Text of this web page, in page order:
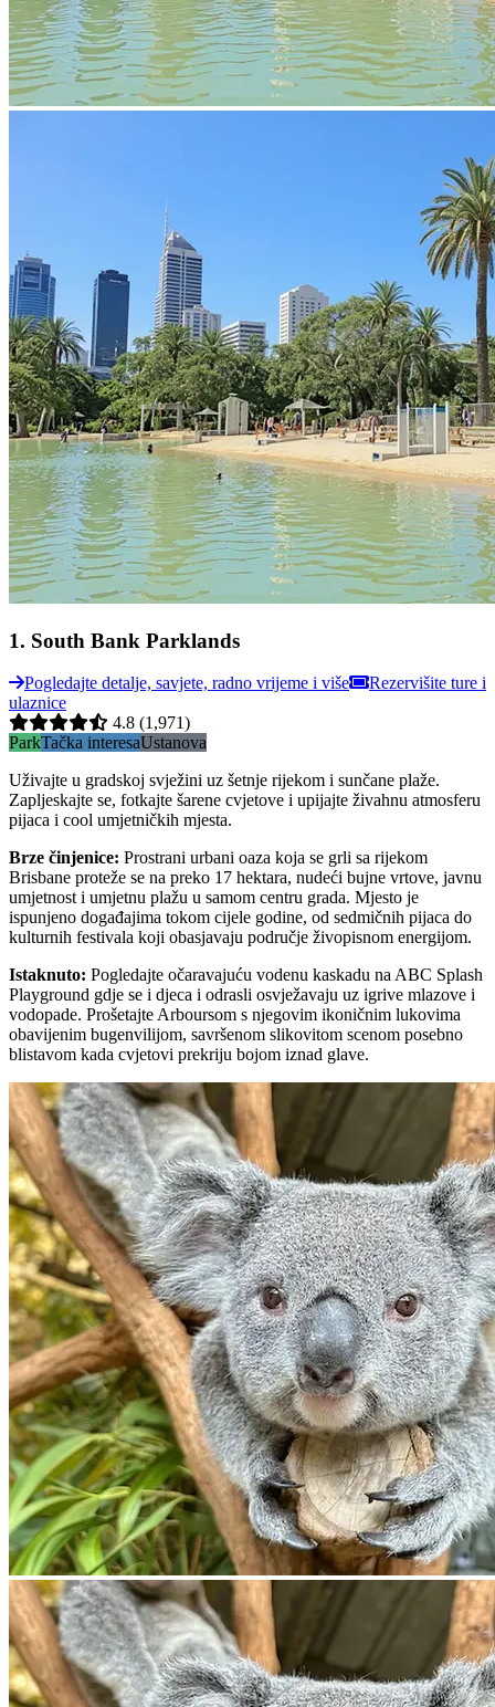
1. South Bank Parklands
Pogledajte detalje, savjete, radno vrijeme i više
Rezervišite ture i
ulaznice
4.8 (1,971)
ParkTačka interesaUstanova
Uživajte u gradskoj svježini uz šetnje rijekom i sunčane plaže.
Zapljeskajte se, fotkajte šarene cvjetove i upijajte živahnu atmosferu
pijaca i cool umjetničkih mjesta.
Brze činjenice: Prostrani urbani oaza koja se grli sa rijekom
Brisbane proteže se na preko 17 hektara, nudeći bujne vrtove, javnu
umjetnost i umjetnu plažu u samom centru grada. Mjesto je
ispunjeno događajima tokom cijele godine, od sedmičnih pijaca do
kulturnih festivala koji obasjavaju područje živopisnom energijom.
Istaknuto: Pogledajte očaravajuću vodenu kaskadu na ABC Splash
Playground gdje se i djeca i odrasli osvježavaju uz igrive mlazove i
vodopade. Prošetajte Arboursom s njegovim ikoničnim lukovima
obavijenim bugenvilijom, savršenom slikovitom scenom posebno
blistavom kada cvjetovi prekriju bojom iznad glave.